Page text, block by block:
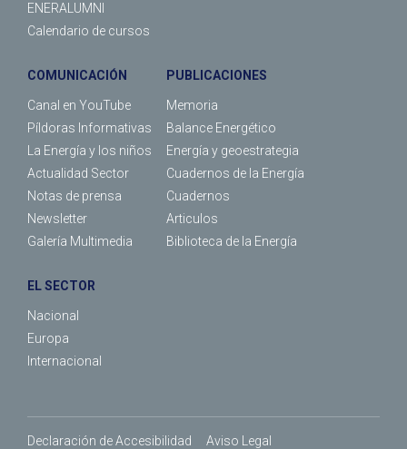
ENERALUMNI
Calendario de cursos
COMUNICACIÓN
Canal en YouTube
Píldoras Informativas
La Energía y los niños
Actualidad Sector
Notas de prensa
Newsletter
Galería Multimedia
PUBLICACIONES
Memoria
Balance Energético
Energía y geoestrategia
Cuadernos de la Energía
Cuadernos
Articulos
Biblioteca de la Energía
EL SECTOR
Nacional
Europa
Internacional
Declaración de Accesibilidad Aviso Legal